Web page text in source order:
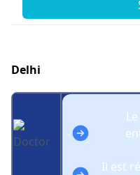
Delhi
Il est